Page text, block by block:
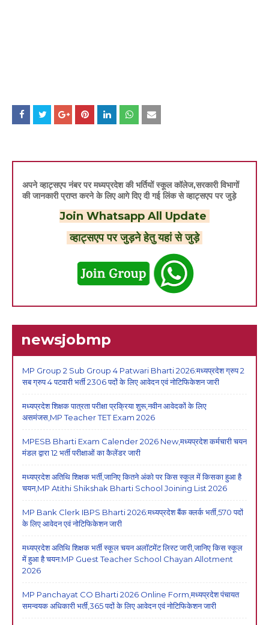
अपने व्हाट्सएप नंबर पर मध्यप्रदेश की भर्तियों स्कूल कॉलेज,सरकारी विभागों
की जानकारी प्राप्त करने के लिए आगे दिए दी गई लिंक से व्हाट्सएप पर जुड़े
Join Whatsapp All Update
व्हाट्सएप पर जुड़ने हेतु यहां से जुड़े
newsjobmp
MP Group 2 Sub Group 4 Patwari Bharti 2026:मध्यप्रदेश ग्रुप 2
सब ग्रुप 4 पटवारी भर्ती 2306 पदों के लिए आवेदन एवं नोटिफिकेशन जारी
मध्यप्रदेश शिक्षक पात्रता परीक्षा प्रक्रिया शुरू,नवीन आवेदकों के लिए
असमंजस,MP Teacher TET Exam 2026
MPESB Bharti Exam Calender 2026 New,मध्यप्रदेश कर्मचारी चयन
मंडल द्वारा 12 भर्ती परीक्षाओं का कैलेंडर जारी
मध्यप्रदेश अतिथि शिक्षक भर्ती,जानिए कितने अंको पर किस स्कूल में किसका हुआ है
चयन,MP Atithi Shikshak Bharti School Joining List 2026
MP Bank Clerk IBPS Bharti 2026:मध्यप्रदेश बैंक क्लर्क भर्ती,570 पदों
के लिए आवेदन एवं नोटिफिकेशन जारी
मध्यप्रदेश अतिथि शिक्षक भर्ती स्कूल चयन अलॉटमेंट लिस्ट जारी,जानिए किस स्कूल
में हुआ है चयन:MP Guest Teacher School Chayan Allotment
2026
MP Panchayat CO Bharti 2026 Online Form,मध्यप्रदेश पंचायत
समन्वयक अधिकारी भर्ती,365 पदों के लिए आवेदन एवं नोटिफिकेशन जारी